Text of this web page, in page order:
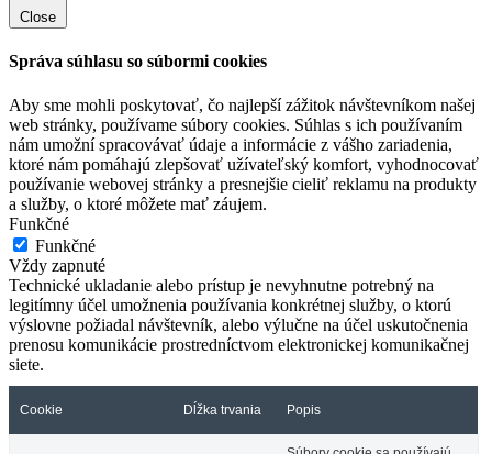
Close
Správa súhlasu so súbormi cookies
Aby sme mohli poskytovať, čo najlepší zážitok návštevníkom našej
web stránky, používame súbory cookies. Súhlas s ich používaním
nám umožní spracovávať údaje a informácie z vášho zariadenia,
ktoré nám pomáhajú zlepšovať užívateľský komfort, vyhodnocovať
používanie webovej stránky a presnejšie cieliť reklamu na produkty
a služby, o ktoré môžete mať záujem.
Funkčné
Funkčné
Vždy zapnuté
Technické ukladanie alebo prístup je nevyhnutne potrebný na
legitímny účel umožnenia používania konkrétnej služby, o ktorú
výslovne požiadal návštevník, alebo výlučne na účel uskutočnenia
prenosu komunikácie prostredníctvom elektronickej komunikačnej
siete.
Cookie Dĺžka trvania Popis